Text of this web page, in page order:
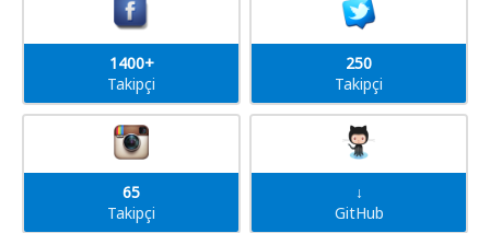
1400+
Takipçi
250
Takipçi
65
Takipçi
↓
GitHub